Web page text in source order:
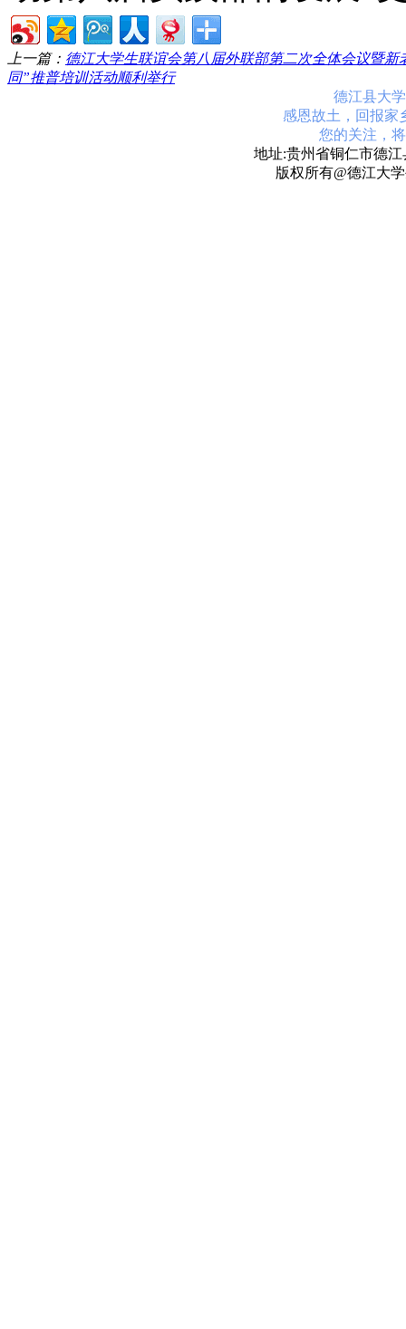
上一篇： 德江大学生联谊会第八届外联部第二次全体会议暨新
同”推普培训活动顺利举行
德江县大
感恩故土，回报家
您的关注，
地址:贵州省铜仁市德
版权所有@德江大